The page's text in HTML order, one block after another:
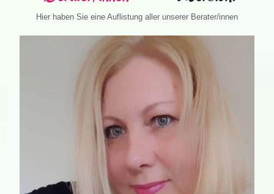
Hier haben Sie eine Auflistung aller unserer Berater/innen